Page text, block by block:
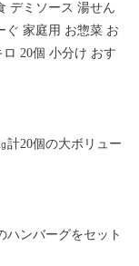
デミソース 湯せん
ぐ 家庭用 お惣菜 お
20個 小分け おす
計20個の大ボリュー
ハンバーグをセット